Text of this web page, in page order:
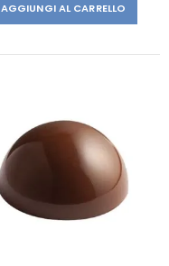
AGGIUNGI AL CARRELLO